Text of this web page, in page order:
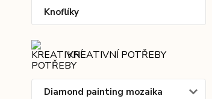
Knoflíky
KREATIVNÍ POTŘEBY
Diamond painting mozaika